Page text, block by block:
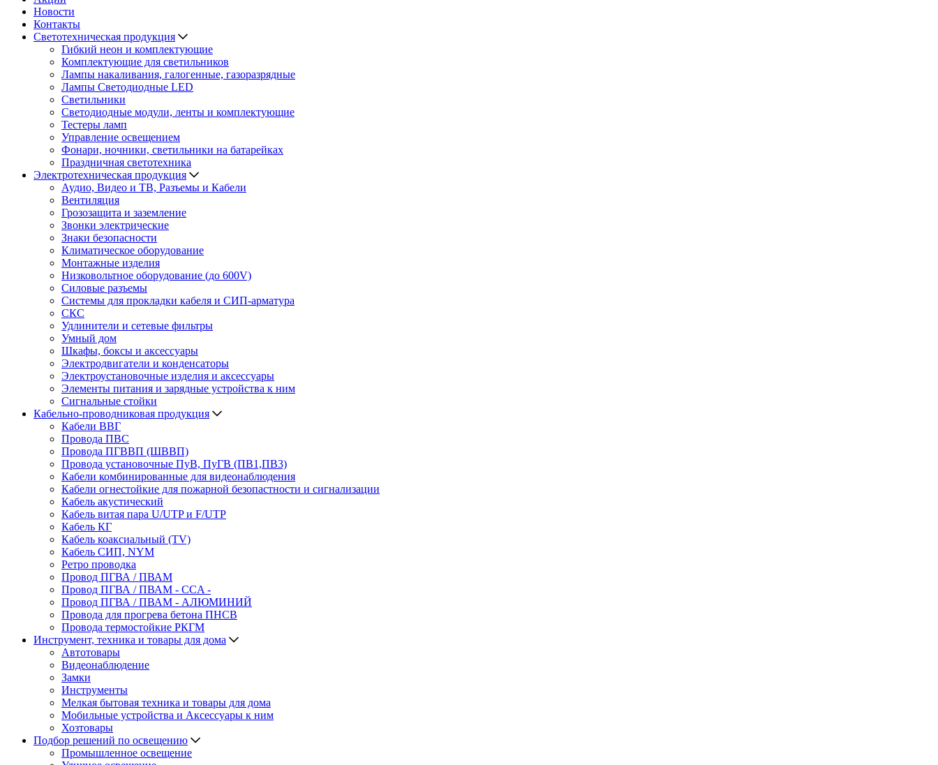
Новости
Контакты
Светотехническая продукция
Гибкий неон и комплектующие
Комплектующие для светильников
Лампы накаливания, галогенные, газоразрядные
Лампы Светодиодные LED
Светильники
Светодиодные модули, ленты и комплектующие
Тестеры ламп
Управление освещением
Фонари, ночники, светильники на батарейках
Праздничная светотехника
Электротехническая продукция
Аудио, Видео и ТВ, Разъемы и Кабели
Вентиляция
Грозозащита и заземление
Звонки электрические
Знаки безопасности
Климатическое оборудование
Монтажные изделия
Низковольтное оборудование (до 600V)
Силовые разъемы
Системы для прокладки кабеля и СИП-арматура
СКС
Удлинители и сетевые фильтры
Умный дом
Шкафы, боксы и аксессуары
Электродвигатели и конденсаторы
Электроустановочные изделия и аксессуары
Элементы питания и зарядные устройства к ним
Сигнальные стойки
Кабельно-проводниковая продукция
Кабели ВВГ
Провода ПВС
Провода ПГВВП (ШВВП)
Провода установочные ПуВ, ПуГВ (ПВ1,ПВ3)
Кабели комбинированные для видеонаблюдения
Кабели огнестойкие для пожарной безопастности и сигнализации
Кабель акустический
Кабель витая пара U/UTP и F/UTP
Кабель КГ
Кабель коаксиальный (TV)
Кабель СИП, NYM
Ретро проводка
Провод ПГВА / ПВАМ
Провод ПГВА / ПВАМ - CCA -
Провод ПГВА / ПВАМ - АЛЮМИНИЙ
Провода для прогрева бетона ПНСВ
Провода термостойкие РКГМ
Инструмент, техника и товары для дома
Автотовары
Видеонаблюдение
Замки
Инструменты
Мелкая бытовая техника и товары для дома
Мобильные устройства и Аксессуары к ним
Хозтовары
Подбор решений по освещению
Промышленное освещение